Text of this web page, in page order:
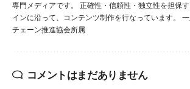
専門メディアです。 正確性・信頼性・独立性を担保
インに沿って、コンテンツ制作を行なっています。
チェーン推進協会所属
コメントはまだありません